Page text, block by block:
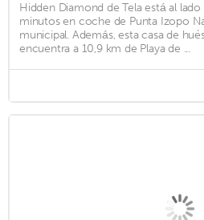
Hidden Diamond de Tela está al
minutos en coche de Punta Izopo
municipal. Además, esta casa de
encuentra a 10,9 km de Playa de ...